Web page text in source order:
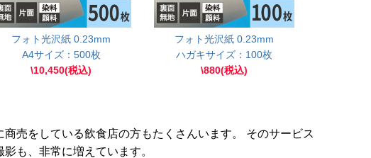
フォト光沢紙 0.23mm
A4サイズ：500枚
\10,450(税込)
フォト光沢紙 0.23mm
ハガキサイズ：100枚
\880(税込)
売をしている飲食店の方もたくさんいます。 そのサービス
も、非常に増えています。